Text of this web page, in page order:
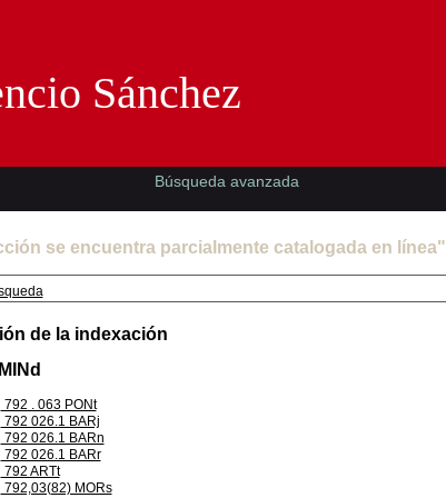
se encuentra parcialmente catalogada en línea"
de la indexación
792 . 063 PONt
792 026.1 BARj
792 026.1 BARn
792 026.1 BARr
792 ARTt
792,03(82) MORs
Sánchez
Búsqueda avanzada